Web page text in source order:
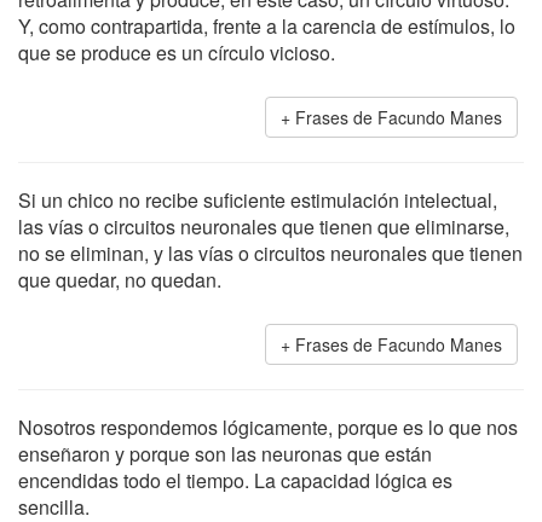
Y, como contrapartida, frente a la carencia de estímulos, lo
que se produce es un círculo vicioso.
Frases de Facundo Manes
Si un chico no recibe suficiente estimulación intelectual,
las vías o circuitos neuronales que tienen que eliminarse,
no se eliminan, y las vías o circuitos neuronales que tienen
que quedar, no quedan.
Frases de Facundo Manes
Nosotros respondemos lógicamente, porque es lo que nos
enseñaron y porque son las neuronas que están
encendidas todo el tiempo. La capacidad lógica es
sencilla.